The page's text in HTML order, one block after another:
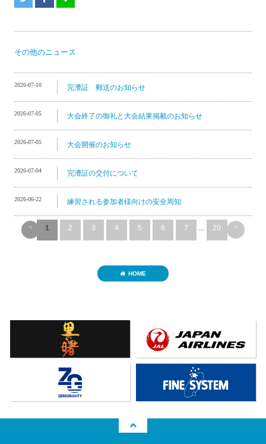
その他のニュース
2026-07-10 完漕証 郵送のお知らせ
2026-07-05 大会終了の御礼と大会結果掲載のお知らせ
2026-07-05 大会開催のお知らせ
2026-07-04 完漕証の交付について
2026-06-22 練習される参加者様向けの安全周知
< 1 2 3 4 5 6 7 ... 20 >
HOME